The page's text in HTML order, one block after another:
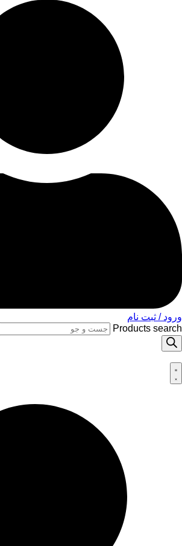
ورود / ثبت نام
Products search